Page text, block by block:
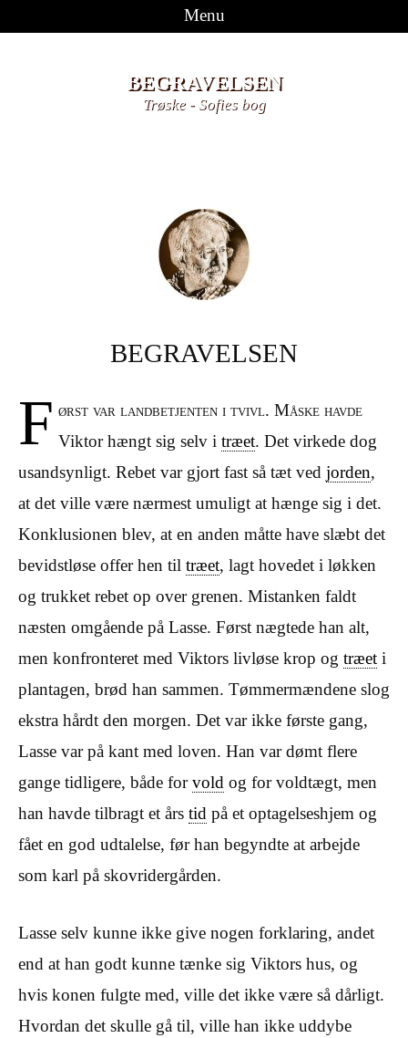
Menu
BEGRAVELSEN
Trøske- Sofies bog
BEGRAVELSEN
F ørst var landbetjenten i tvivl. Måske havde
Viktor hængt sig selv i træet. Det virkede dog
usandsynligt. Rebet var gjort fast så tæt ved jorden,
at det ville være nærmest umuligt at hænge sig i det.
Konklusionen blev, at en anden måtte have slæbt det
bevidstløse offer hen til træet, lagt hovedet i løkken
og trukket rebet op over grenen. Mistanken faldt
næsten omgående på Lasse. Først nægtede han alt,
men konfronteret med Viktors livløse krop og træet i
plantagen, brød han sammen. Tømmermændene slog
ekstra hårdt den morgen. Det var ikke første gang,
Lasse var på kant med loven. Han var dømt flere
gange tidligere, både forvold og for voldtægt, men
han havde tilbragt et års tid på et optagelseshjem og
fået en god udtalelse, før han begyndte at arbejde
som karl på skovridergården.
Lasse selv kunne ikke give nogen forklaring, andet
end at han godt kunne tænke sig Viktors hus, og
hvis konen fulgte med, ville det ikke være så dårligt.
Hvordan det skulle gå til, ville han ikke uddybe